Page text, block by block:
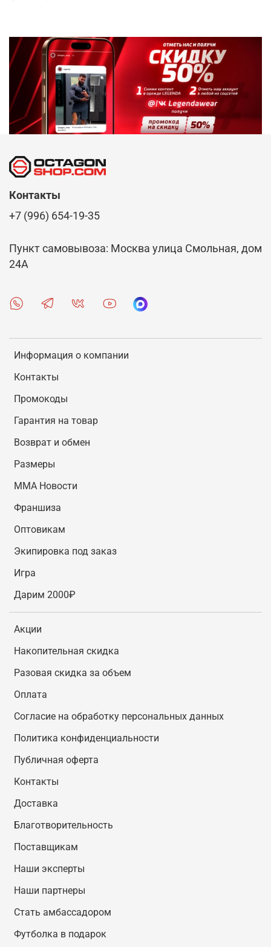
Информация о компании
Контакты
Промокоды
Гарантия на товар
Возврат и обмен
Размеры
MMA Новости
Франшиза
Оптовикам
Экипировка под заказ
Игра
Дарим 2000₽
Акции
Накопительная скидка
Разовая скидка за объем
Оплата
Согласие на обработку персональных данных
Политика конфиденциальности
Публичная оферта
Контакты
Доставка
Благотворительность
Поставщикам
Наши эксперты
Наши партнеры
Стать амбассадором
Футболка в подарок
Контакты
+7 (996) 654-19-35
Пункт самовывоза: Москва улица Смольная, дом
24А